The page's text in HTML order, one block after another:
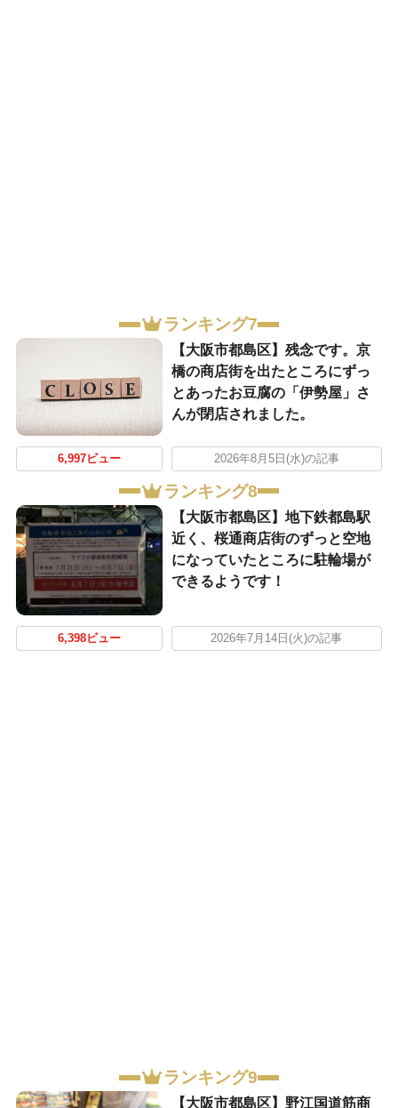
ランキング7
【大阪市都島区】残念です。京
橋の商店街を出たところにずっ
とあったお豆腐の「伊勢屋」さ
んが閉店されました。
6,997ビュー 2026年8月5日(水)の記事
ランキング8
【大阪市都島区】地下鉄都島駅
近く、桜通商店街のずっと空地
になっていたところに駐輪場が
できるようです！
6,398ビュー 2026年7月14日(火)の記事
ランキング9
【大阪市都島区】野江国道筋商